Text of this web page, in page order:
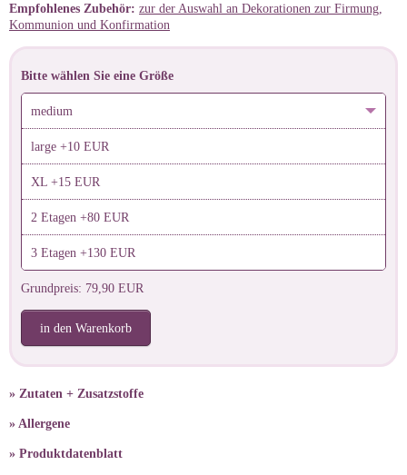
Empfohlenes Zubehör: zur der Auswahl an Dekorationen zur Firmung,
Kommunion und Konfirmation
Bitte wählen Sie eine Größe
medium
large +10 EUR
XL +15 EUR
2 Etagen +80 EUR
3 Etagen +130 EUR
Grundpreis: 79,90 EUR
in den Warenkorb
» Zutaten + Zusatzstoffe
» Allergene
» Produktdatenblatt